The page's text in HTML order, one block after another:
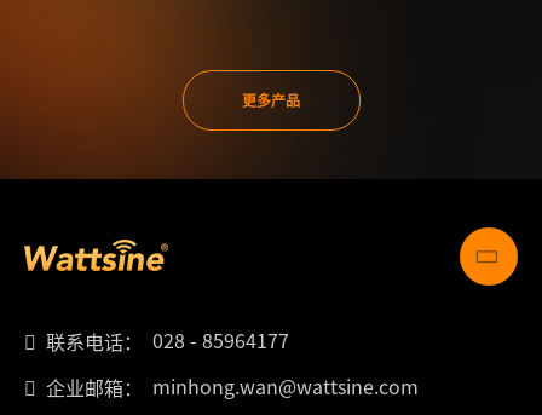
更多产品
联系电话：
028 - 85964177
企业邮箱：
minhong.wan@wattsine.com